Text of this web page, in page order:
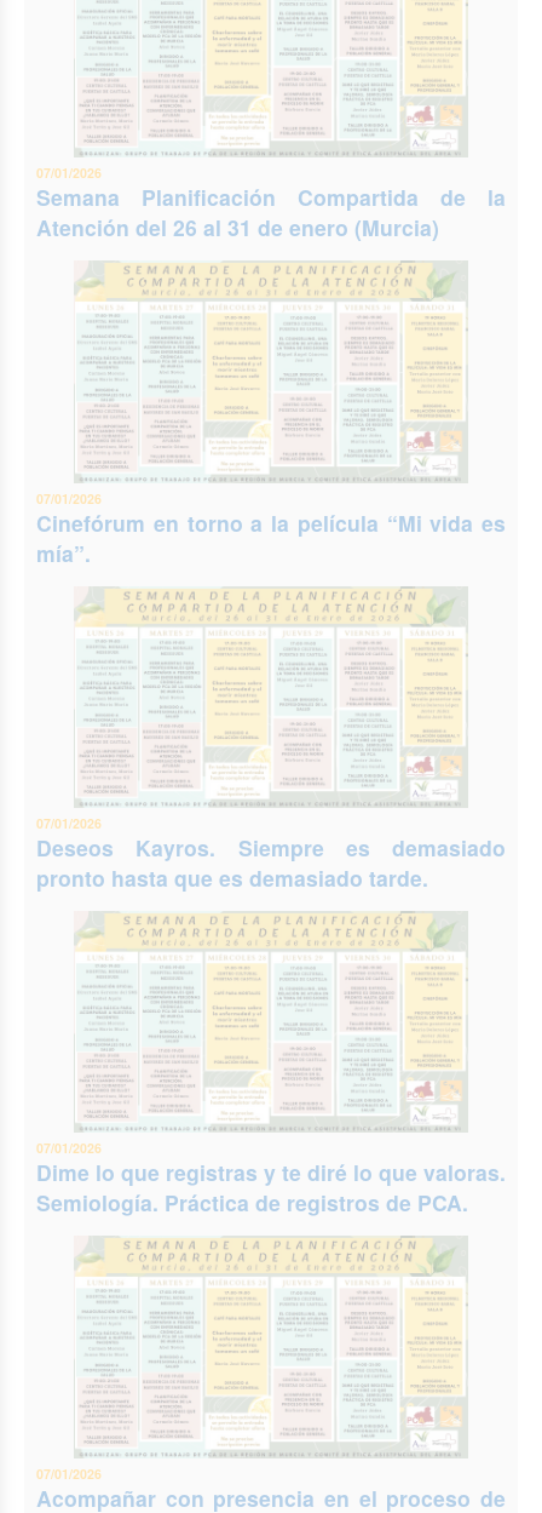
07/01/2026
Semana Planificación Compartida de la
Atención del 26 al 31 de enero (Murcia)
07/01/2026
Cinefórum en torno a la película “Mi vida es
mía”.
07/01/2026
Deseos Kayros. Siempre es demasiado
pronto hasta que es demasiado tarde.
07/01/2026
Dime lo que registras y te diré lo que valoras.
Semiología. Práctica de registros de PCA.
07/01/2026
Acompañar con presencia en el proceso de